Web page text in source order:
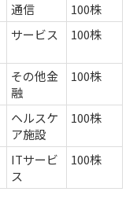
通信
100株
サービス 100株
その他金
融
100株
ヘルスケ
ア施設
100株
ITサービ
ス
100株